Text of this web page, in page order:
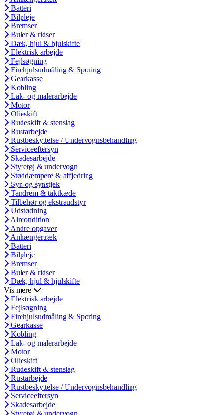
Batteri
Bilpleje
Bremser
Buler & ridser
Dæk, hjul & hjulskifte
Elektrisk arbejde
Fejlsøgning
Firehjulsudmåling & Sporing
Gearkasse
Kobling
Lak- og malerarbejde
Motor
Olieskift
Rudeskift & stenslag
Rustarbejde
Rustbeskyttelse / Undervognsbehandling
Serviceeftersyn
Skadesarbejde
Styretøj & undervogn
Støddæmpere & affjedring
Syn og synstjek
Tandrem & taktkæde
Tilbehør og ekstraudstyr
Udstødning
Aircondition
Andre opgaver
Anhængertræk
Batteri
Bilpleje
Bremser
Buler & ridser
Dæk, hjul & hjulskifte
Vis mere
Elektrisk arbejde
Fejlsøgning
Firehjulsudmåling & Sporing
Gearkasse
Kobling
Lak- og malerarbejde
Motor
Olieskift
Rudeskift & stenslag
Rustarbejde
Rustbeskyttelse / Undervognsbehandling
Serviceeftersyn
Skadesarbejde
Styretøj & undervogn